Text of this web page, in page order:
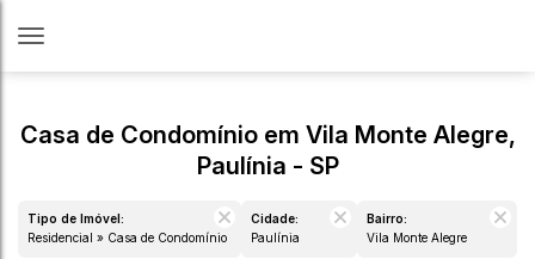
Casa de Condomínio em Vila Monte Alegre,
Paulínia - SP
Tipo de Imóvel:
Residencial » Casa de Condomínio
Cidade:
Paulínia
Bairro:
Vila Monte Alegre